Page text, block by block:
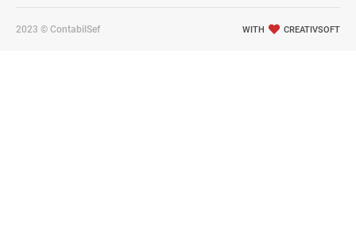
2023 © ContabilSef WITH CREATIVSOFT